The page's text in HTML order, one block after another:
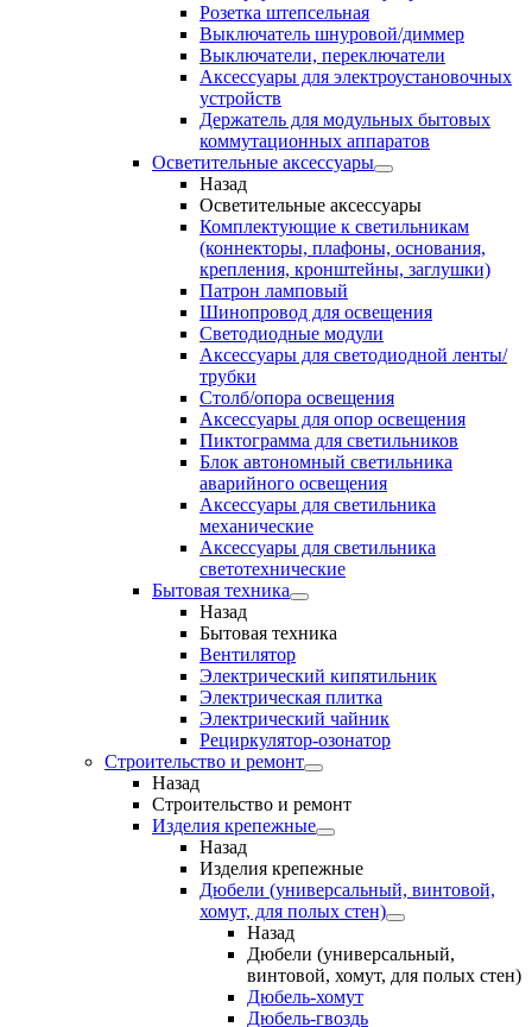
Розетка штепсельная
Выключатель шнуровой/диммер
Выключатели, переключатели
Аксессуары для электроустановочных
устройств
Держатель для модульных бытовых
коммутационных аппаратов
Осветительные аксессуары
Назад
Осветительные аксессуары
Комплектующие к светильникам
(коннекторы, плафоны, основания,
крепления, кронштейны, заглушки)
Патрон ламповый
Шинопровод для освещения
Светодиодные модули
Аксессуары для светодиодной ленты/
трубки
Столб/опора освещения
Аксессуары для опор освещения
Пиктограмма для светильников
Блок автономный светильника
аварийного освещения
Аксессуары для светильника
механические
Аксессуары для светильника
светотехнические
Бытовая техника
Назад
Бытовая техника
Вентилятор
Электрический кипятильник
Электрическая плитка
Электрический чайник
Рециркулятор-озонатор
Строительство и ремонт
Назад
Строительство и ремонт
Изделия крепежные
Назад
Изделия крепежные
Дюбели (универсальный, винтовой,
хомут, для полых стен)
Назад
Дюбели (универсальный,
винтовой, хомут, для полых стен)
Дюбель-хомут
Дюбель-гвоздь